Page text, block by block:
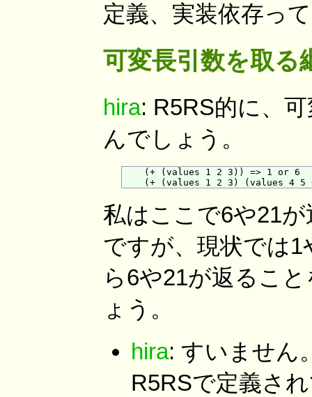
定義、実装依存っ
可変長引数を取る
hira: R5RS的に、
んでしょう。
    (+ (values 1 2 3)) => 1 or 6
私はここで6や21
ですが、現状では
ら6や21が返るこ
ょう。
hira: すいません
R5RSで定義さ